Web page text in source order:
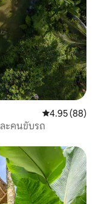
คะแนนเฉลี่ย
4.95 (88)
ะคนขับรถ